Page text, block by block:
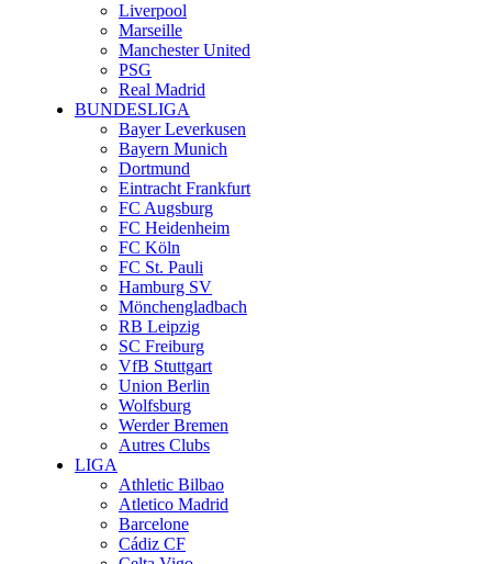
Liverpool
Marseille
Manchester United
PSG
Real Madrid
BUNDESLIGA
Bayer Leverkusen
Bayern Munich
Dortmund
Eintracht Frankfurt
FC Augsburg
FC Heidenheim
FC Köln
FC St. Pauli
Hamburg SV
Mönchengladbach
RB Leipzig
SC Freiburg
VfB Stuttgart
Union Berlin
Wolfsburg
Werder Bremen
Autres Clubs
LIGA
Athletic Bilbao
Atletico Madrid
Barcelone
Cádiz CF